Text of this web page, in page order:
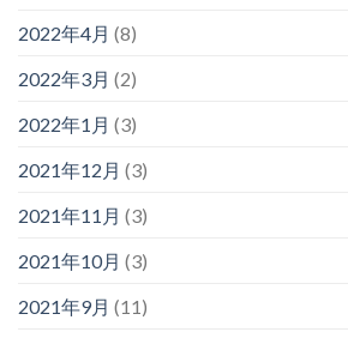
2022年4月 (8)
2022年3月 (2)
2022年1月 (3)
2021年12月 (3)
2021年11月 (3)
2021年10月 (3)
2021年9月 (11)